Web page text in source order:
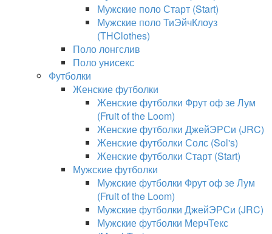
Мужские поло Старт (Start)
Мужские поло ТиЭйчКлоуз
(THClothes)
Поло лонгслив
Поло унисекс
Футболки
Женские футболки
Женские футболки Фрут оф зе Лум
(Fruit of the Loom)
Женские футболки ДжейЭРСи (JRC)
Женские футболки Солс (Sol's)
Женские футболки Старт (Start)
Мужские футболки
Мужские футболки Фрут оф зе Лум
(Fruit of the Loom)
Мужские футболки ДжейЭРСи (JRC)
Мужские футболки МерчТекс